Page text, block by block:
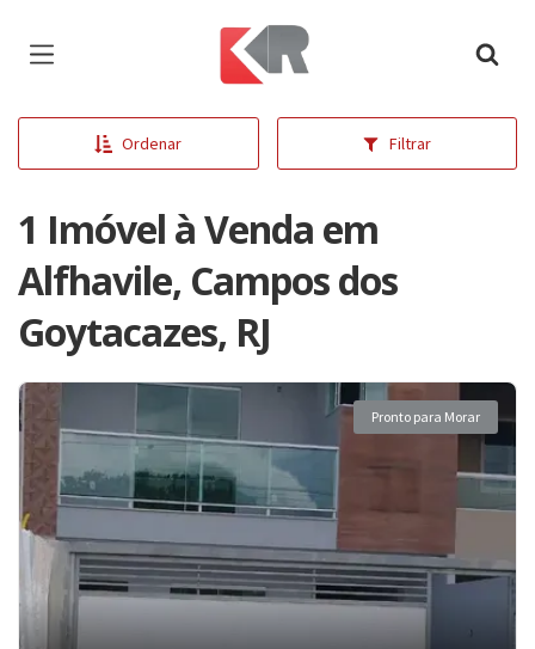
Página inicial
Ordenar Filtrar
1 Imóvel à Venda em
Alfhavile, Campos dos
Goytacazes, RJ
Pronto para Morar